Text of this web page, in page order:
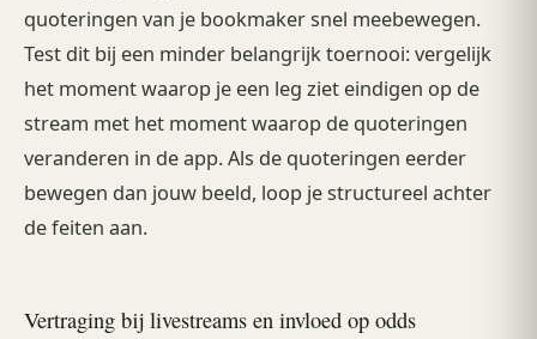
quoteringen van je bookmaker snel meebewegen.
Test dit bij een minder belangrijk toernooi: vergelijk
het moment waarop je een leg ziet eindigen op de
stream met het moment waarop de quoteringen
veranderen in de app. Als de quoteringen eerder
bewegen dan jouw beeld, loop je structureel achter
de feiten aan.
Vertraging bij livestreams en invloed op odds